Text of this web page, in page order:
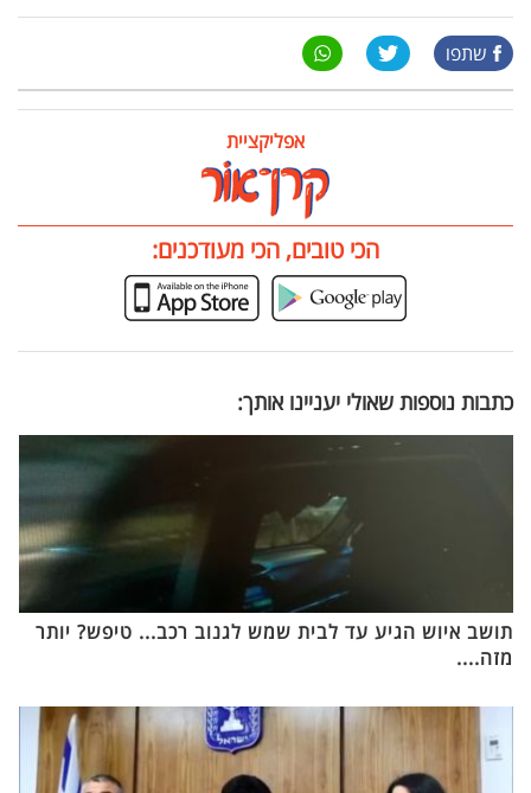
שתפו
אפליקציית
הכי טובים, הכי מעודכנים:
כתבות נוספות שאולי יעניינו אותך:
תושב איוש הגיע עד לבית שמש לגנוב רכב... טיפש? יותר
מזה....